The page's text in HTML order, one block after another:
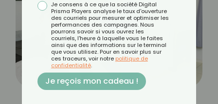
Je consens à ce que la société Digital
Prisma Players analyse le taux d'ouverture
des courriels pour mesurer et optimiser les
performances des campagnes. Nous
pourrons savoir si vous ouvrez les
courriels, l'heure à laquelle vous le faites
ainsi que des informations sur le terminal
que vous utilisez. Pour en savoir plus sur
ces traceurs, voir notre politique de
confidentialité.
Je reçois mon cadeau !